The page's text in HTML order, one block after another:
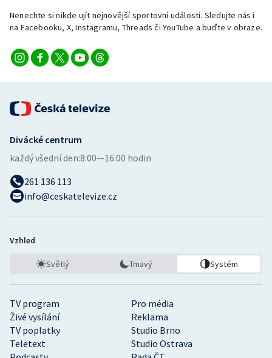
Nenechte si nikde ujít nejnovější sportovní události. Sledujte nás i
na Facebooku, X, Instagramu, Threads či YouTube a buďte v obraze.
TV program
Pro média
Živé vysílání
Reklama
TV poplatky
Studio Brno
Teletext
Studio Ostrava
Divácké centrum
každý všední den:8:00—16:00 hodin
261 136 113
info@ceskatelevize.cz
Vzhled
Světlý Tmavý Systém